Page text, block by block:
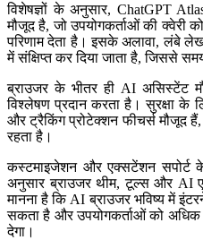
विशेषज्ञों के अनुसार, ChatGPT
मौजूद है, जो उपयोगकर्ताओं की
परिणाम देता है। इसके अलावा, लंबे
में संक्षिप्त कर दिया जाता है, जिससे
ब्राउजर के भीतर ही AI असिस्टेंट
विश्लेषण प्रदान करता है। सुरक्षा के
और ट्रैकिंग प्रोटेक्शन फीचर्स मौजूद
रहता है।
कस्टमाइजेशन और एक्सटेंशन सपोर्ट
अनुसार ब्राउजर थीम, टूल्स और AI
मानना है कि AI ब्राउजर भविष्य में
सकता है और उपयोगकर्ताओं को अधिक
देगा।